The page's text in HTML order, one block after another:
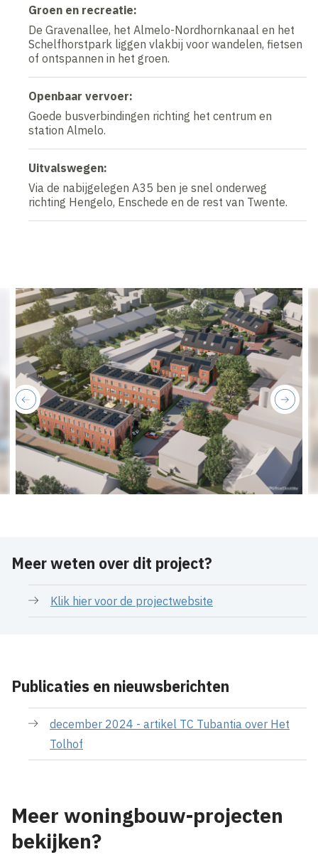
Groen en recreatie:
De Gravenallee, het Almelo-Nordhornkanaal en het
Schelfhorstpark liggen vlakbij voor wandelen, fietsen
of ontspannen in het groen.
Openbaar vervoer:
Goede busverbindingen richting het centrum en
station Almelo.
Uitvalswegen:
Via de nabijgelegen A35 ben je snel onderweg
richting Hengelo, Enschede en de rest van Twente.
next
previous
Meer weten over dit project?
Klik hier voor de projectwebsite
Publicaties en nieuwsberichten
december 2024 - artikel TC Tubantia over Het
Tolhof
Meer woningbouw-projecten
bekijken?